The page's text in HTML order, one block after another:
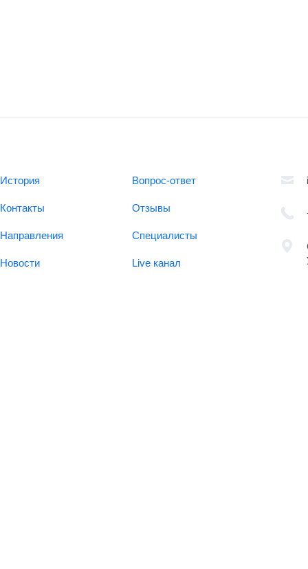
История Вопрос-ответ
Контакты Отзывы
Направления Специалисты
Новости Live канал